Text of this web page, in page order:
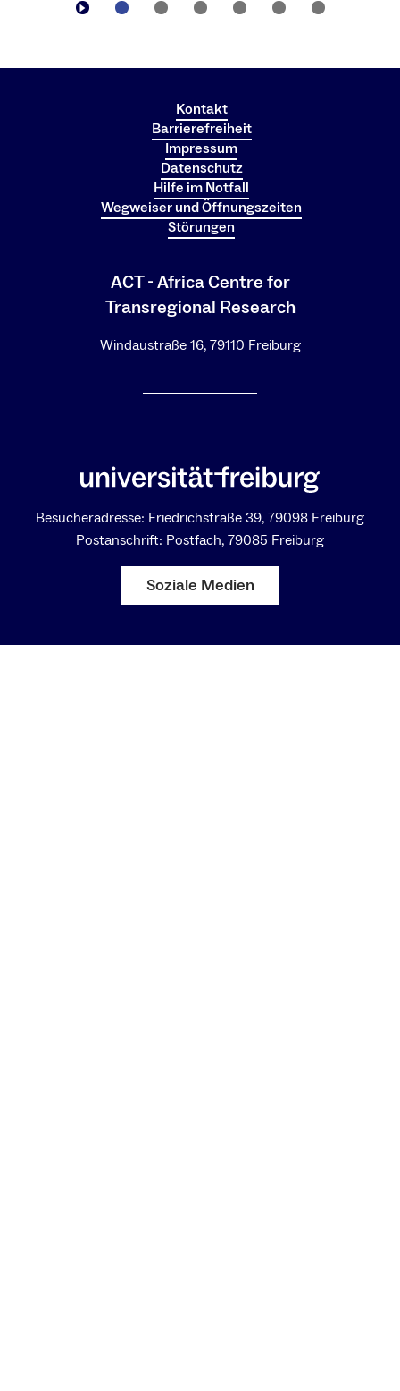
Kontakt
Barrierefreiheit
Impressum
Datenschutz
Hilfe im Notfall
Wegweiser und Öffnungszeiten
Störungen
ACT - Africa Centre for
Transregional Research
Windaustraße 16, 79110 Freiburg
Besucheradresse: Friedrichstraße 39, 79098 Freiburg
Postanschrift: Postfach, 79085 Freiburg
Soziale Medien